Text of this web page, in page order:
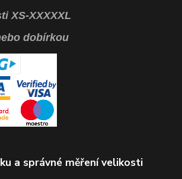
XS-XXXXXL
dobírkou
a správné měření velikosti